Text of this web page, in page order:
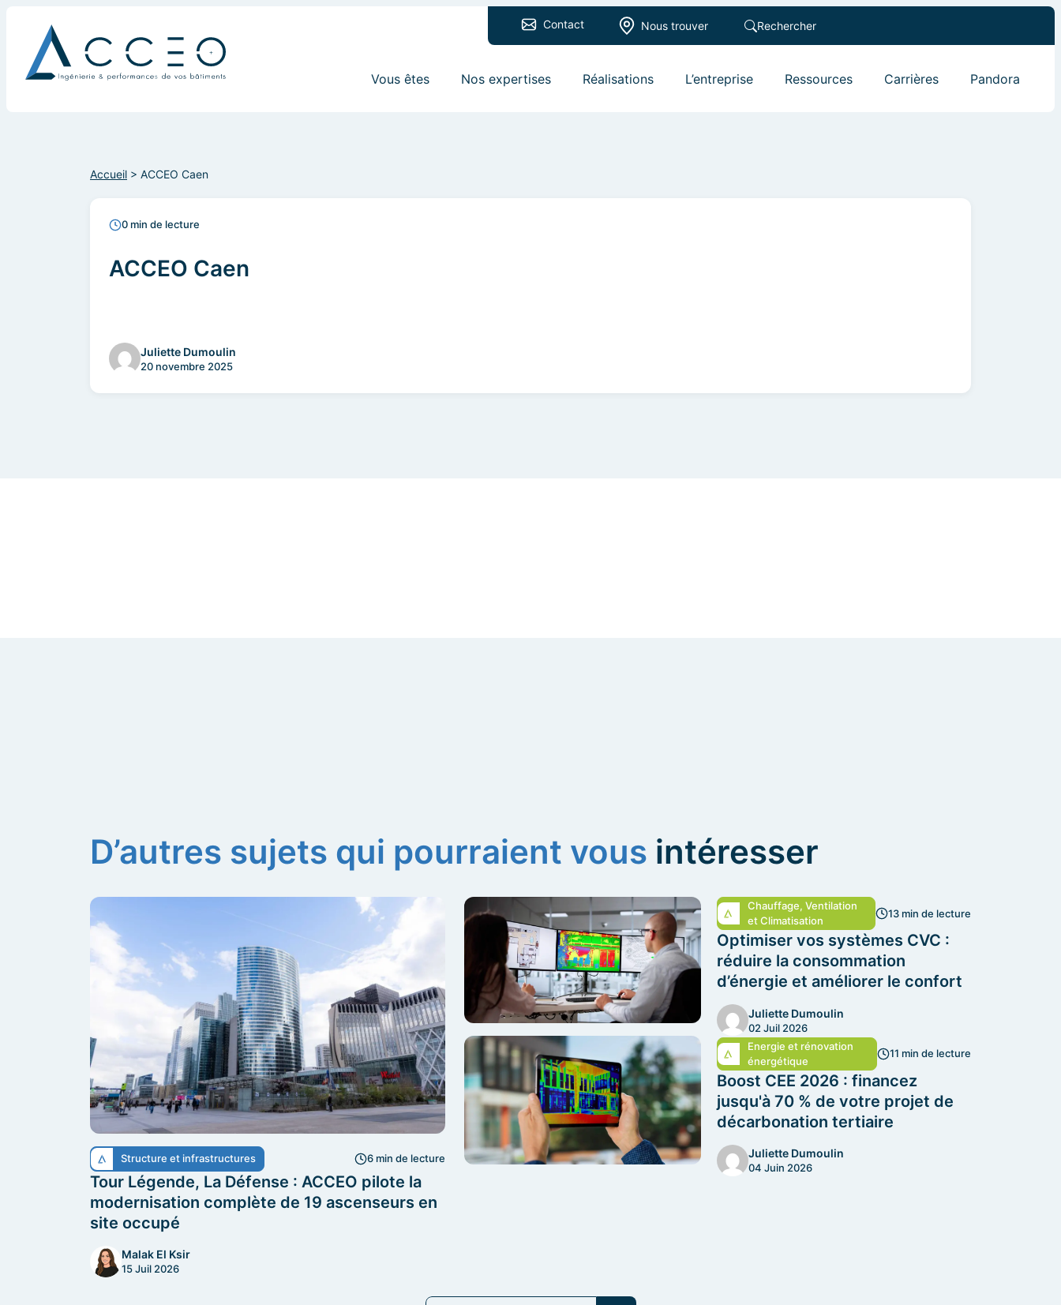
Contact Nous trouver Rechercher
Vous êtes Nos expertises Réalisations L’entreprise Ressources Carrières Pandora
Accueil > ACCEO Caen
0 min de lecture
ACCEO Caen
Juliette Dumoulin
20 novembre 2025
D’autres sujets qui pourraient vous intéresser
Structure et infrastructures 6 min de lecture
Tour Légende, La Défense : ACCEO pilote la
modernisation complète de 19 ascenseurs en
site occupé
Malak El Ksir
15 Juil 2026
Chauffage, Ventilation
et Climatisation
13 min de lecture
Optimiser vos systèmes CVC :
réduire la consommation
d’énergie et améliorer le confort
Juliette Dumoulin
02 Juil 2026
Energie et rénovation
énergétique
11 min de lecture
Boost CEE 2026 : financez
jusqu'à 70 % de votre projet de
décarbonation tertiaire
Juliette Dumoulin
04 Juin 2026